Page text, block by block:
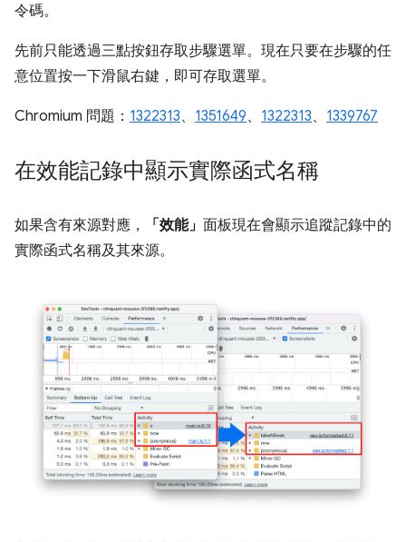
令碼。
先前只能透過三點按鈕存取步驟選單。現在只要在步驟的任
意位置按一下滑鼠右鍵，即可存取選單。
Chromium 問題： 1322313、 1351649、 1322313、 1339767
在效能記錄中顯示實際函式名稱
如果含有來源對應， 「效能」 面板現在會顯示追蹤記錄中的
實際函式名稱及其來源。